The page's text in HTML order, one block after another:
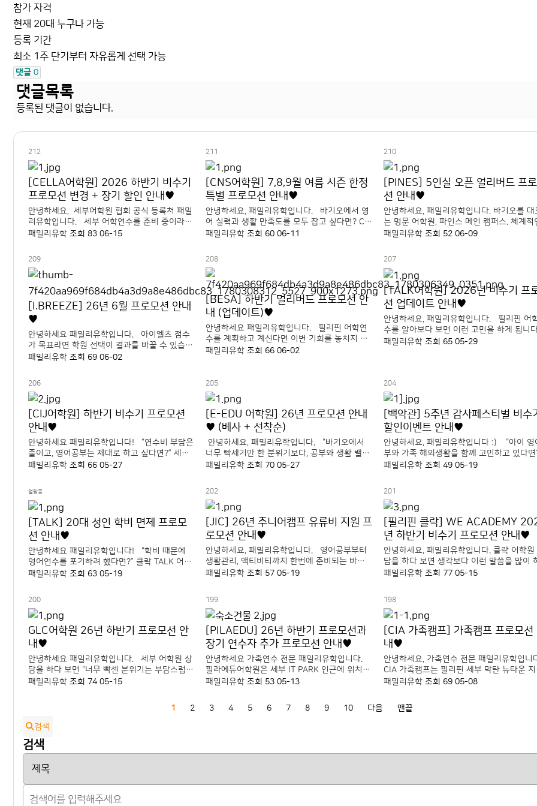
참가 자격
현재 20대 누구나 가능
등록 기간
최소 1주 단기부터 자유롭게 선택 가능
댓글 0
댓글목록
등록된 댓글이 없습니다.
212
[CELLA어학원] 2026 하반기 비수기
프로모션 변경 + 장기 할인 안내♥
안녕하세요, 세부어학원 협회 공식 등록처 패밀
리유학입니다. 세부 어학연수를 준비 중이라면
2026년 셀라(CELLA) 프로모션을 꼭 확인해보
습형 캠퍼스와 도심 생활형 캠퍼스를 선택할 수..
패밀리유학 조회 83 06-15
211
[CNS어학원] 7,8,9월 여름 시즌 한정
특별 프로모션 안내♥
안녕하세요, 패밀리유학입니다. 바기오에서 영
어 실력과 생활 만족도를 모두 잡고 싶다면? CN
S 캠퍼스는 소수정예 수업과 꼼꼼한 학생 관리,
다. 영어 공부는 물론, 친구들과의 추억까지 남길
수 있어 만족도..
패밀리유학 조회 60 06-11
210
[PINES] 5인실 오픈 얼리버드 프
션 안내♥
안녕하세요, 패밀리유학입니다. 바기오를 대
는 명문 어학원, 파인스 메인 캠퍼스. 체계적
레벨 시스템과 검증된 강사진, 그리고 오랜 운
는 바기오 대표 어학원입니다. 다양한 국적의
생들과 함께 생활하며 자연스럽..
패밀리유학 조회 52 06-09
209
[I.BREEZE] 26년 6월 프로모션 안내
♥
안녕하세요 패밀리유학입니다. 아이엘츠 점수
가 목표라면 학원 선택이 결과를 바꿀 수 있습니
다. 아이브리즈는 공식 IELTS 시험센터를 운영
대비에 최적화된 커리큘럼과 체계적인 학습 관
리 시스템을 갖추고 있..
패밀리유학 조회 69 06-02
208
[BESA] 하반기 얼리버드 프로모션 안
내 (업데이트)♥
안녕하세요 패밀리유학입니다. 필리핀 어학연
수를 계획하고 계신다면 이번 기회를 놓치지 마
세요. BESA 소속 인기 어학원 등록 시 기존 학원
한 비용으로 등록..
패밀리유학 조회 66 06-02
207
[TALK어학원] 2026년 비수기 프
션 업데이트 안내♥
안녕하세요, 패밀리유학입니다. 필리핀 어
수를 알아보다 보면 이런 고민을 하게 됩니
"영어 공부는 하고 싶은데 너무 빡센 스파르
패밀리유학 조회 65 05-29
206
[CIJ어학원] 하반기 비수기 프로모션
안내♥
안녕하세요 패밀리유학입니다! “연수비 부담은
줄이고, 영어공부는 제대로 하고 싶다면?” 세부
CIJ 어학원은 깔끔한 시설과 안정적인 생활환경,
프로모..
패밀리유학 조회 66 05-27
205
[E-EDU 어학원] 26년 프로모션 안내
♥ (베사 + 선착순)
안녕하세요, 패밀리유학입니다. “바기오에서
너무 빡세기만 한 분위기보다, 공부와 생활 밸런
스를 중요하게 생각하시나요?” 이에듀어학원은
정적인 생활환경으로 꾸준히 문의가 이어지는
바기오 ..
패밀리유학 조회 70 05-27
204
[백악관] 5주년 감사페스티벌 비수기
할인이벤트 안내♥
안녕하세요, 패밀리유학입니다 :) “아이 영
부와 가족 해외생활을 함께 고민하고 있다면
필리핀 클락 백악관 어학원(BEA Academy)
패밀리유학 조회 49 05-19
열람중
[TALK] 20대 성인 학비 면제 프로모
션 안내♥
안녕하세요 패밀리유학입니다! “학비 때문에
영어연수를 포기하려 했다면?” 클락 TALK 어학
원이 20대의 도전을 응원하기 위해 학비 전액 면
아닌 ESL·IELTS·TOEIC 과정까지 학비 0원으
로..
패밀리유학 조회 63 05-19
202
[JIC] 26년 주니어캠프 유류비 지원 프
로모션 안내♥
안녕하세요, 패밀리유학입니다. 영어공부부터
생활관리, 액티비티까지 한번에 준비되는 바기
오 인기 주니어캠프, JIC 주니어캠프! 체계적인
프 중 하나입니다...
패밀리유학 조회 57 05-19
201
[필리핀 클락] WE ACADEMY
년 하반기 비수기 프로모션 안내♥
안녕하세요, 패밀리유학입니다. 클락 어학원
담을 하다 보면 생각보다 이런 말씀을 많이
니다. “세부처럼 너무 복잡하거나 시끄러운
비교적 많이 찾아보는 어학..
패밀리유학 조회 77 05-15
200
GLC어학원 26년 하반기 프로모션 안
내♥
안녕하세요 패밀리유학입니다. 세부 어학원 상
담을 하다 보면 “너무 빡센 분위기는 부담스럽
고, 공부도 하면서 생활은 조금 편했으면 좋겠
분들이 비교적 많이 찾아보는 어학원 중 하나가
패밀리유학 조회 74 05-15
199
[PILAEDU] 26년 하반기 프로모션과
장기 연수자 추가 프로모션 안내♥
안녕하세요 가족연수 전문 패밀리유학입니다.
필라에듀어학원은 세부 IT PARK 인근에 위치한
어학원으로, 생활 편의성이 좋은 위치와 깔끔한
니다. 주변에 쇼핑몰·카페·식당 등 다양한 생활
인프라가 형성되어 있어 ..
패밀리유학 조회 53 05-13
198
[CIA 가족캠프] 가족캠프 프로모션
내♥
안녕하세요, 가족연수 전문 패밀리유학입니
CIA 가족캠프는 필리핀 세부 막탄 뉴타운 지
에서 운영되는 가족연수 프로그램으로, 자녀
형 영어캠프입니다. 주니어는 1:1 수업과 그
업을 함..
패밀리유학 조회 69 05-08
1 2 3 4 5 6 7 8 9 10 다음 맨끝
검색
검색